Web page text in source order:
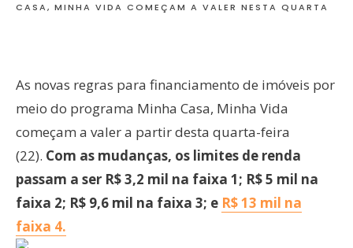
CASA, MINHA VIDA COMEÇAM A VALER NESTA QUARTA
As novas regras para financiamento de imóveis por
meio do programa Minha Casa, Minha Vida
começam a valer a partir desta quarta-feira
(22). Com as mudanças, os limites de renda
passam a ser R$ 3,2 mil na faixa 1; R$ 5 mil na
faixa 2; R$ 9,6 mil na faixa 3; e R$ 13 mil na
faixa 4.